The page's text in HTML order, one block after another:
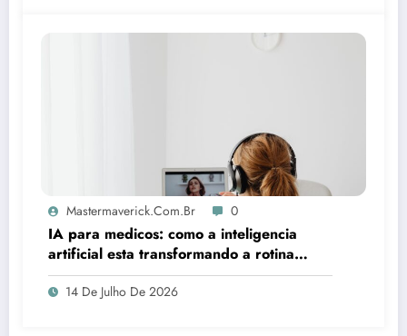
Mastermaverick.com.br 0
IA para medicos: como a inteligencia
artificial esta transformando a rotina
clinica
14 De Julho De 2026